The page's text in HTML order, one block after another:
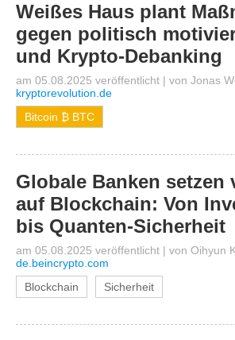
Weißes Haus plant
gegen politisch
und Krypto-Debanking
am 05.08.2025 veröffentlicht | von Jonas
kryptorevolution.de
Bitcoin ₿ BTC
Globale Banken setzen
auf Blockchain: Von
bis Quanten-Sicherheit
am 05.08.2025 veröffentlicht | von Oihyun
de.beincrypto.com
Blockchain
Sicherheit